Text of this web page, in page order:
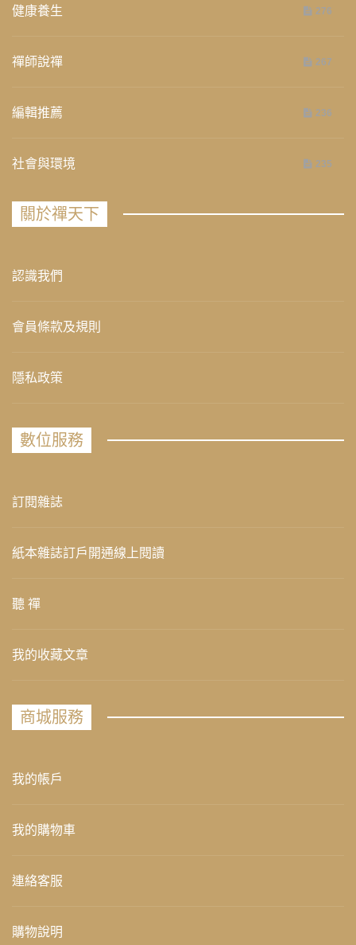
健康養生 276
禪師說禪 267
編輯推薦 236
社會與環境 235
關於禪天下
認識我們
會員條款及規則
隱私政策
數位服務
訂閱雜誌
紙本雜誌訂戶開通線上閱讀
聽 禪
我的收藏文章
商城服務
我的帳戶
我的購物車
連絡客服
購物說明